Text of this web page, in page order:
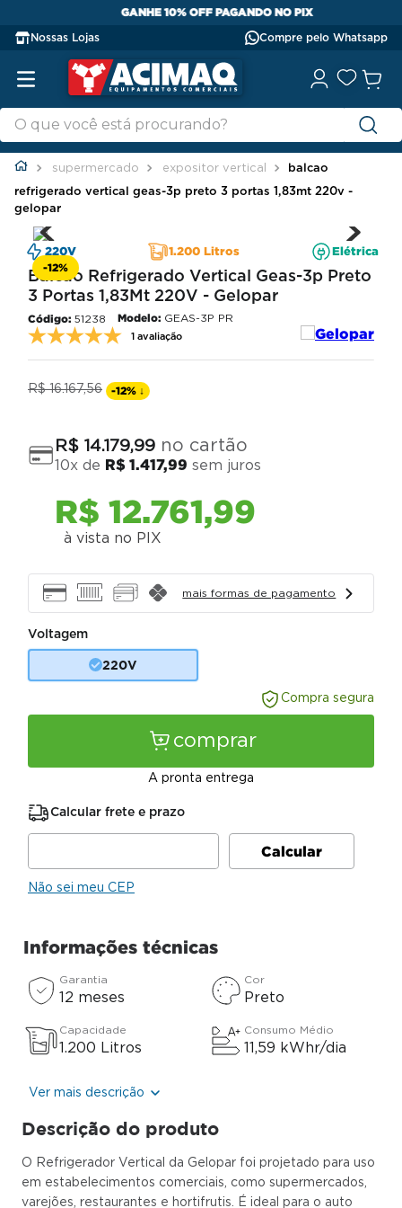
GANHE 10% OFF PAGANDO NO PIX
Nossas Lojas Compre pelo Whatsapp
supermercado expositor vertical
balcao
refrigerado vertical geas-3p preto 3 portas 1,83mt 220v -
gelopar
220V 1.200 Litros Elétrica
-12%
Balcao Refrigerado Vertical Geas-3p Preto
3 Portas 1,83Mt 220V - Gelopar
51238 Modelo: GEAS-3P PR
1 avaliação
R$ 16.167,56 -12% ↓
R$ 14.179,99 no cartão
10x de R$ 1.417,99 sem juros
R$ 12.761,99
à vista no PIX
mais formas de pagamento
Voltagem
220V
Compra segura
comprar
A pronta entrega
Calcular frete e prazo
Não sei meu CEP
Informações técnicas
Garantia
12 meses
Cor
Preto
Capacidade
1.200 Litros
Consumo Médio
11,59 kWhr/dia
Ver mais descrição
Descrição do produto
O Refrigerador Vertical da Gelopar foi projetado para uso
em estabelecimentos comerciais, como supermercados,
varejões, restaurantes e hortifrutis. É ideal para o auto